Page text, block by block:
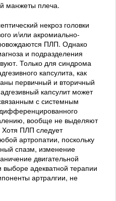
манжеты плеча.
некроз головки
и/или акромиально-
ПЛП. Однако
и подразделения
Только для синдрома
капсулита, как
первичный и вторичный
капсулит может
с системным
вообще не выделяют
ПЛП следует
артропатии, поскольку
спазм, изменение
двигательной
выборе адекватной терапии
артралгии, не